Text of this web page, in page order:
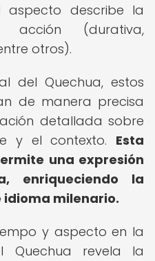
aspecto describe la
(durativa,
otros).
del Quechua, estos
de manera precisa
detallada sobre
y el contexto. Esta
una expresión
enriqueciendo la
idioma milenario.
y aspecto en la
Quechua revela la